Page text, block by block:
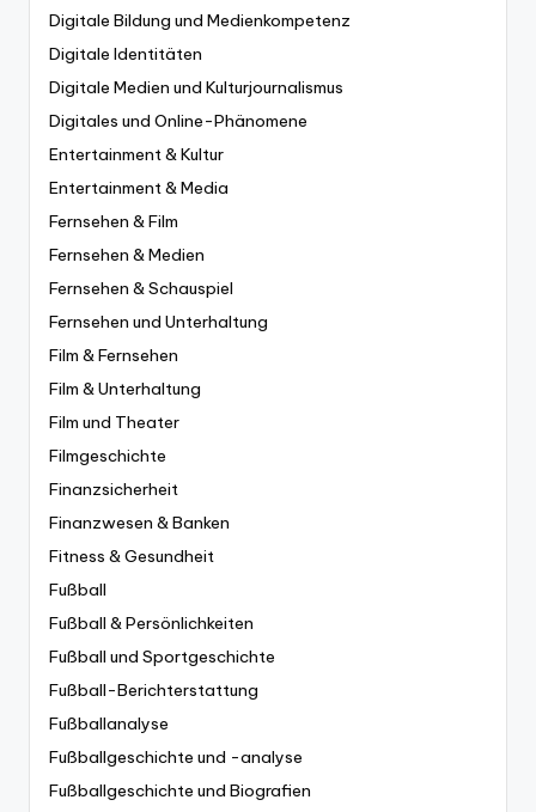
Digitale Bildung und Medienkompetenz
Digitale Identitäten
Digitale Medien und Kulturjournalismus
Digitales und Online-Phänomene
Entertainment & Kultur
Entertainment & Media
Fernsehen & Film
Fernsehen & Medien
Fernsehen & Schauspiel
Fernsehen und Unterhaltung
Film & Fernsehen
Film & Unterhaltung
Film und Theater
Filmgeschichte
Finanzsicherheit
Finanzwesen & Banken
Fitness & Gesundheit
Fußball
Fußball & Persönlichkeiten
Fußball und Sportgeschichte
Fußball-Berichterstattung
Fußballanalyse
Fußballgeschichte und -analyse
Fußballgeschichte und Biografien